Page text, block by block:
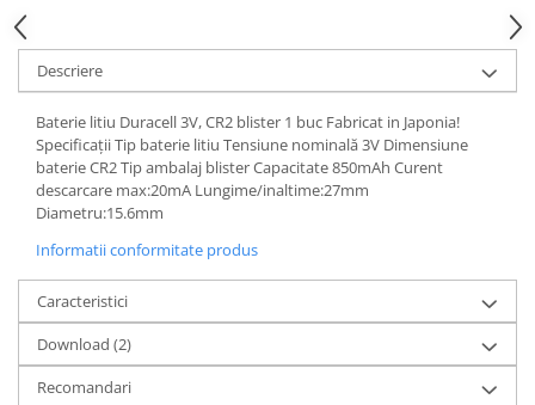
Acumulatori VRLA AGM/GEL /
Tractiune / LiFePo4
Baterii si acumulatori gel si VRLA
6-12 V
Baterii si acumulatori AGM VRLA
de 6-12 V
Acumulatori Moto, ATV
AGM
Li-Ion
SLA AGM (Sealed Lead Acid)
Deep Cycle - Tractiune/Semi-
Tractiune
Descriere
Baterie litiu Duracell 3V, CR2 blister 1 buc Fabricat in Japonia!
Specificații Tip baterie litiu Tensiune nominală 3V Dimensiune
baterie CR2 Tip ambalaj blister Capacitate 850mAh Curent
descarcare max:20mA Lungime/inaltime:27mm
Diametru:15.6mm
Informatii conformitate produs
Caracteristici
Download (2)
Recomandari